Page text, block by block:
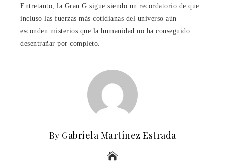
Entretanto, la Gran G sigue siendo un recordatorio de que
incluso las fuerzas más cotidianas del universo aún
esconden misterios que la humanidad no ha conseguido
desentrañar por completo.
By Gabriela Martínez Estrada